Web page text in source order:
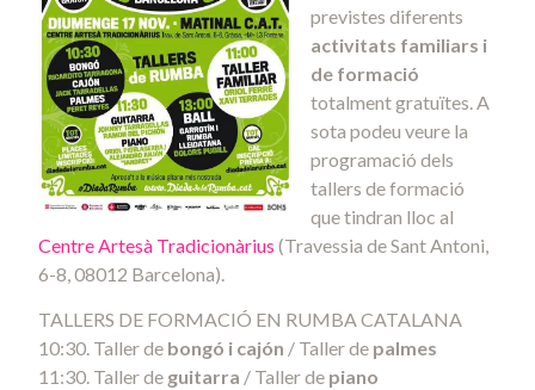
previstes diferents
activitats familiars i
de formació
totalment gratuïtes. A
sota podeu veure la
programació dels
tallers de formació
que tindran lloc al
Centre Artesà Tradicionàrius (Travessia de Sant Antoni,
6-8, 08012 Barcelona).
TALLERS DE FORMACIÓ EN RUMBA CATALANA
10:30. Taller de bongó i cajón / Taller de palmes
11:30. Taller de guitarra / Taller de piano